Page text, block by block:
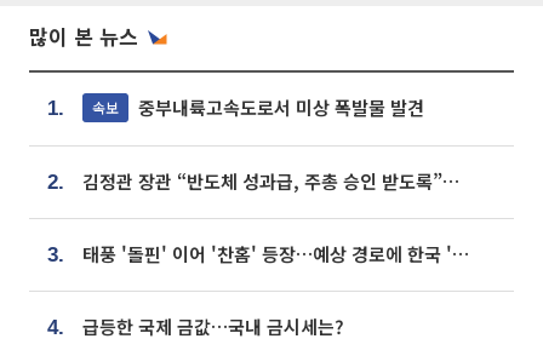
많이 본 뉴스
1. 속보 중부내륙고속도로서 미상 폭발물 발견
2. 김정관 장관 “반도체 성과급, 주총 승인 받도록”…상법·자본시장법 개정 시사
3. 태풍 '돌핀' 이어 '찬홈' 등장…예상 경로에 한국 '한숨'
4. 급등한 국제 금값…국내 금시세는?